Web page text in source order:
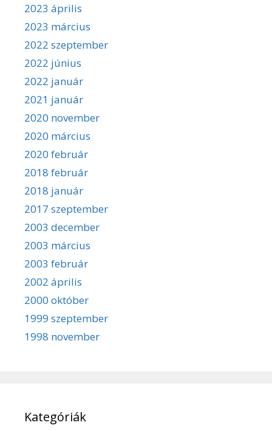
2023 április
2023 március
2022 szeptember
2022 június
2022 január
2021 január
2020 november
2020 március
2020 február
2018 február
2018 január
2017 szeptember
2003 december
2003 március
2003 február
2002 április
2000 október
1999 szeptember
1998 november
Kategóriák